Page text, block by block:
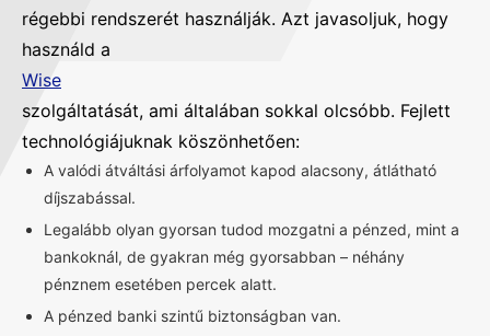
régebbi rendszerét használják. Azt javasoljuk, hogy
használd a
Wise
szolgáltatását, ami általában sokkal olcsóbb. Fejlett
technológiájuknak köszönhetően:
A valódi átváltási árfolyamot kapod alacsony, átlátható
díjszabással.
Legalább olyan gyorsan tudod mozgatni a pénzed, mint a
bankoknál, de gyakran még gyorsabban – néhány
pénznem esetében percek alatt.
A pénzed banki szintű biztonságban van.